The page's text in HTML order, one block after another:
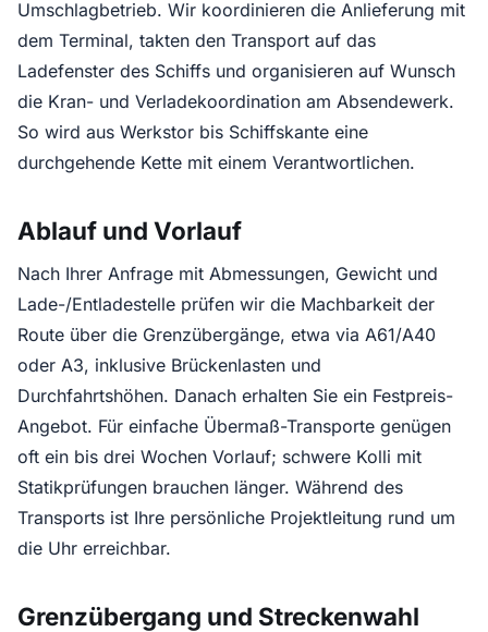
Umschlagbetrieb. Wir koordinieren die Anlieferung mit
dem Terminal, takten den Transport auf das
Ladefenster des Schiffs und organisieren auf Wunsch
die Kran- und Verladekoordination am Absendewerk.
So wird aus Werkstor bis Schiffskante eine
durchgehende Kette mit einem Verantwortlichen.
Ablauf und Vorlauf
Nach Ihrer Anfrage mit Abmessungen, Gewicht und
Lade-/Entladestelle prüfen wir die Machbarkeit der
Route über die Grenzübergänge, etwa via A61/A40
oder A3, inklusive Brückenlasten und
Durchfahrtshöhen. Danach erhalten Sie ein Festpreis-
Angebot. Für einfache Übermaß-Transporte genügen
oft ein bis drei Wochen Vorlauf; schwere Kolli mit
Statikprüfungen brauchen länger. Während des
Transports ist Ihre persönliche Projektleitung rund um
die Uhr erreichbar.
Grenzübergang und Streckenwahl